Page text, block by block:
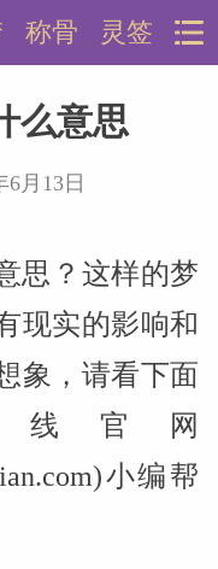
灵签
称骨
么意思
月13日
思？这样的梦
现实的影响和
象，请看下面
官网
小编帮